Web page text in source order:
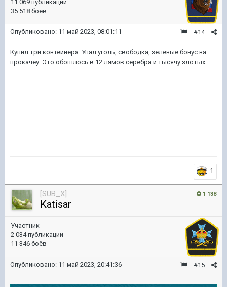
11 069 публикаций
35 518 боёв
#14
Опубликовано: 11 май 2023, 08:01:11
Купил три контейнера. Упал уголь, свободка, зеленые бонус на
прокачеу. Это обошлось в 12 лямов серебра и тысячу злотых.
1
1 138
[SUB_X]
Katisar
Участник
2 034 публикации
11 346 боёв
#15
Опубликовано: 11 май 2023, 20:41:36